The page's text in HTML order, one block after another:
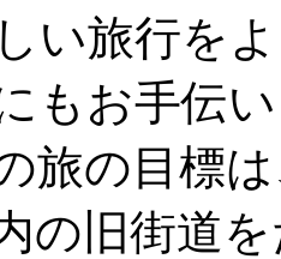
い旅行を
もお手伝
旅の目標
の旧街道